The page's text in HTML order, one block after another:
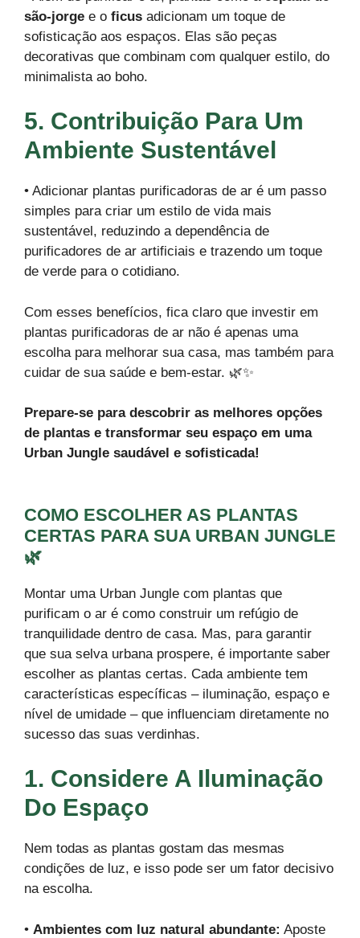
são-jorge e o ficus adicionam um toque de
sofisticação aos espaços. Elas são peças
decorativas que combinam com qualquer estilo, do
minimalista ao boho.
5. Contribuição Para Um
Ambiente Sustentável
• Adicionar plantas purificadoras de ar é um passo
simples para criar um estilo de vida mais
sustentável, reduzindo a dependência de
purificadores de ar artificiais e trazendo um toque
de verde para o cotidiano.
Com esses benefícios, fica claro que investir em
plantas purificadoras de ar não é apenas uma
escolha para melhorar sua casa, mas também para
cuidar de sua saúde e bem-estar. 🌿✨
Prepare-se para descobrir as melhores opções
de plantas e transformar seu espaço em uma
Urban Jungle saudável e sofisticada!
COMO ESCOLHER AS PLANTAS
CERTAS PARA SUA URBAN JUNGLE
🌿
Montar uma Urban Jungle com plantas que
purificam o ar é como construir um refúgio de
tranquilidade dentro de casa. Mas, para garantir
que sua selva urbana prospere, é importante saber
escolher as plantas certas. Cada ambiente tem
características específicas – iluminação, espaço e
nível de umidade – que influenciam diretamente no
sucesso das suas verdinhas.
1. Considere A Iluminação
Do Espaço
Nem todas as plantas gostam das mesmas
condições de luz, e isso pode ser um fator decisivo
na escolha.
• Ambientes com luz natural abundante: Aposte